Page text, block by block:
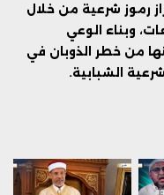
رموز شرعية من خلال
وبناء الوعي
من خطر الذوبان في
الشبابية.